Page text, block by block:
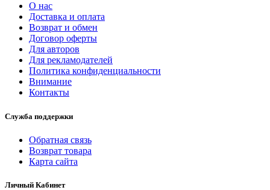
О нас
Доставка и оплата
Возврат и обмен
Договор оферты
Для авторов
Для рекламодателей
Политика конфиденциальности
Внимание
Контакты
Служба поддержки
Обратная связь
Возврат товара
Карта сайта
Личный Кабинет